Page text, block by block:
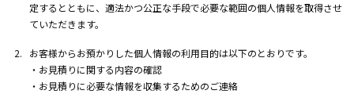
定するとともに、適法かつ公正な手段で必要な範囲の個人情報を取得させ
ていただきます。
お客様からお預かりした個人情報の利用目的は以下のとおりです。
お見積りに関する内容の確認
お見積りに必要な情報を収集するためのご連絡